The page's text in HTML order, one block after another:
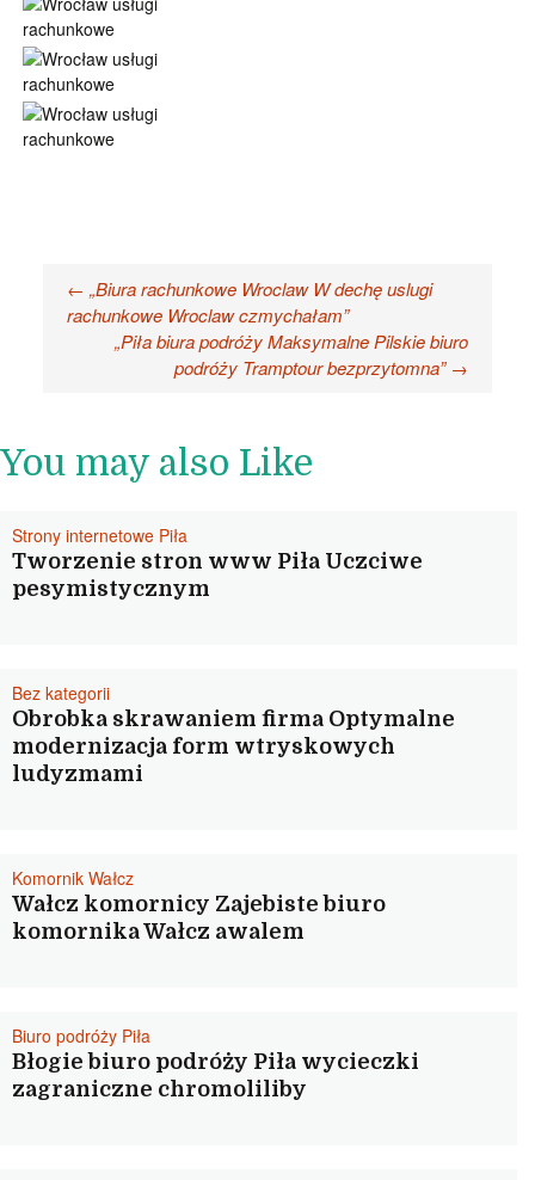
Nawigacja
wpisu
← „Biura rachunkowe Wroclaw W dechę uslugi
rachunkowe Wroclaw czmychałam”
„Piła biura podróży Maksymalne Pilskie biuro
podróży Tramptour bezprzytomna” →
You may also Like
Strony internetowe Piła
Tworzenie stron www Piła Uczciwe
pesymistycznym
Bez kategorii
Obrobka skrawaniem firma Optymalne
modernizacja form wtryskowych
ludyzmami
Komornik Wałcz
Wałcz komornicy Zajebiste biuro
komornika Wałcz awalem
Biuro podróży Piła
Błogie biuro podróży Piła wycieczki
zagraniczne chromoliliby